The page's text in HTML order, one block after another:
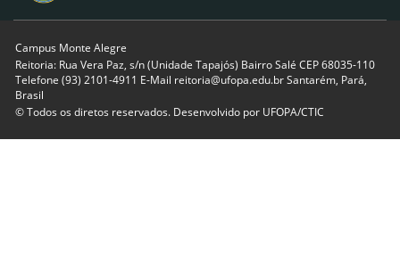
Campus Monte Alegre
Reitoria: Rua Vera Paz, s/n (Unidade Tapajós) Bairro Salé CEP 68035-110
Telefone (93) 2101-4911 E-Mail reitoria@ufopa.edu.br Santarém, Pará,
Brasil
© Todos os diretos reservados. Desenvolvido por UFOPA/CTIC